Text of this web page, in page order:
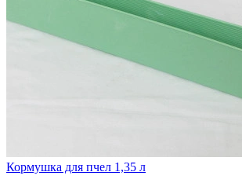
Кормушка для пчел 1,35 л